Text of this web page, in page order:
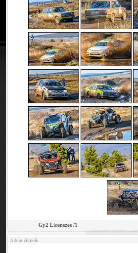
Gy2 Licenszes /1
Albumcímkék